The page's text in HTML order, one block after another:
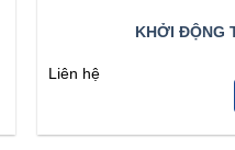
KHỞI ĐỘNG
Liên hệ